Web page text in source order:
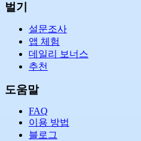
벌기
설문조사
앱 체험
데일리 보너스
추천
도움말
FAQ
이용 방법
블로그